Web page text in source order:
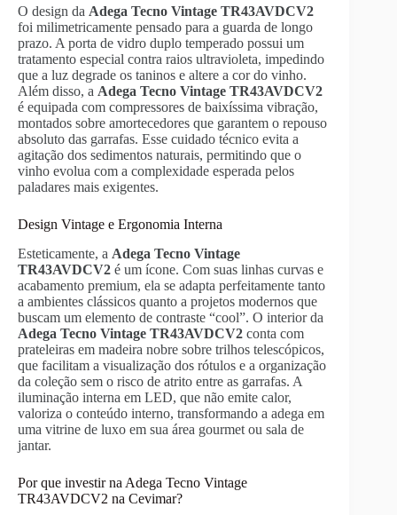
O design da Adega Tecno Vintage TR43AVDCV2
foi milimetricamente pensado para a guarda de longo
prazo. A porta de vidro duplo temperado possui um
tratamento especial contra raios ultravioleta, impedindo
que a luz degrade os taninos e altere a cor do vinho.
Além disso, a Adega Tecno Vintage TR43AVDCV2
é equipada com compressores de baixíssima vibração,
montados sobre amortecedores que garantem o repouso
absoluto das garrafas. Esse cuidado técnico evita a
agitação dos sedimentos naturais, permitindo que o
vinho evolua com a complexidade esperada pelos
paladares mais exigentes.
Design Vintage e Ergonomia Interna
Esteticamente, a Adega Tecno Vintage
TR43AVDCV2 é um ícone. Com suas linhas curvas e
acabamento premium, ela se adapta perfeitamente tanto
a ambientes clássicos quanto a projetos modernos que
buscam um elemento de contraste “cool”. O interior da
Adega Tecno Vintage TR43AVDCV2 conta com
prateleiras em madeira nobre sobre trilhos telescópicos,
que facilitam a visualização dos rótulos e a organização
da coleção sem o risco de atrito entre as garrafas. A
iluminação interna em LED, que não emite calor,
valoriza o conteúdo interno, transformando a adega em
uma vitrine de luxo em sua área gourmet ou sala de
jantar.
Por que investir na Adega Tecno Vintage
TR43AVDCV2 na Cevimar?